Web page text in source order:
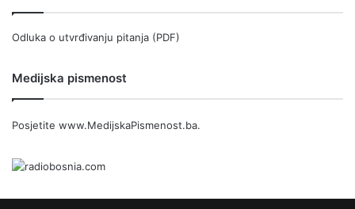
Odluka o utvrđivanju pitanja (PDF)
Medijska pismenost
Posjetite www.MedijskaPismenost.ba.